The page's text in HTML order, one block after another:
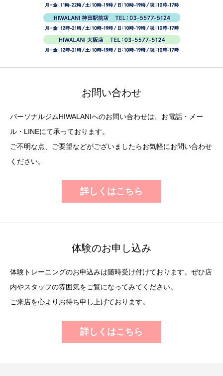
お問い合わせ
パーソナルジムHIWALANIへのお問い合わせは、お電話・メー
ル・LINEにて承っております。
ご不明な点、ご要望などがございましたらお気軽にお問い合わせ
ください。
詳しくはこちら
体験のお申し込み
体験トレーニングのお申込みは随時受け付けております。ぜひ店
内やスタッフの雰囲気をご覧になってみてください。
ご来店を心よりお待ち申し上げております。
詳しくはこちら